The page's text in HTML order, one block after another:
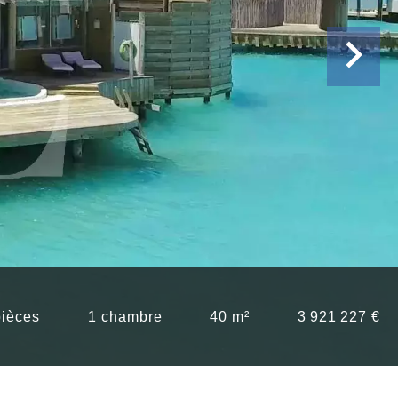
1 chambre 40 m² 3 921 227 €